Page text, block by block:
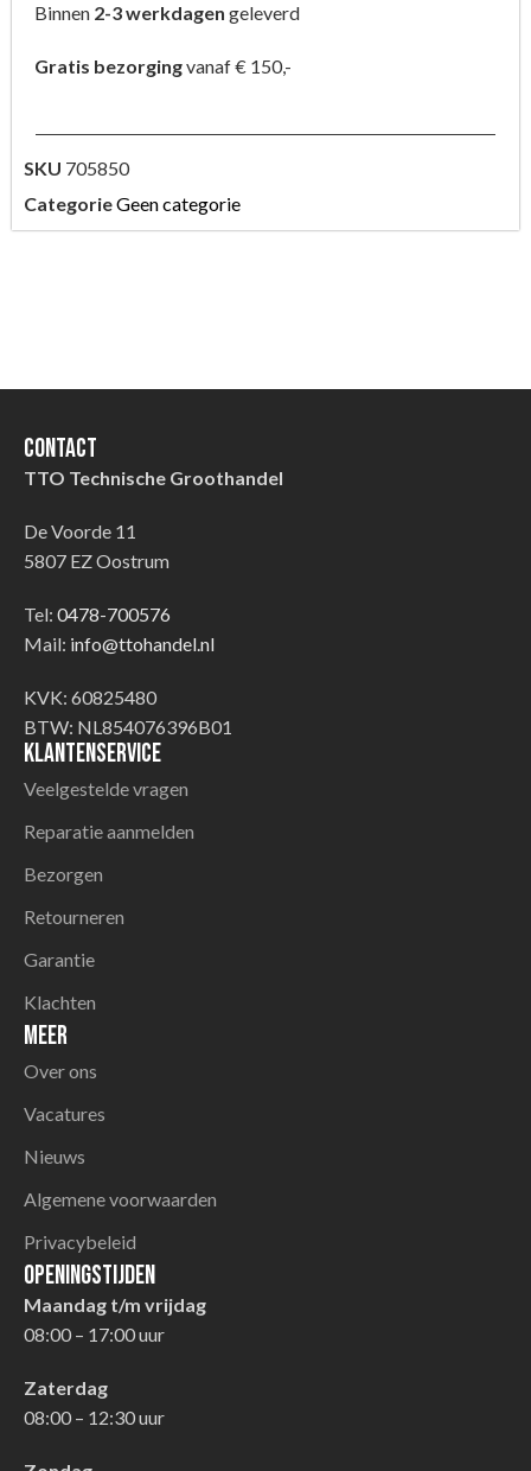
Binnen 2-3 werkdagen geleverd
Gratis bezorgingvanaf € 150,-
SKU 705850
CategorieGeen categorie
Contact
TTO Technische Groothandel
De Voorde 11
5807 EZ Oostrum
Tel: 0478-700576
Mail: info@ttohandel.nl
KVK: 60825480
BTW: NL854076396B01
Klantenservice
Veelgestelde vragen
Reparatie aanmelden
Bezorgen
Retourneren
Garantie
Klachten
Meer
Over ons
Vacatures
Nieuws
Algemene voorwaarden
Privacybeleid
Openingstijden
Maandag t/m vrijdag
08:00 – 17:00 uur
Zaterdag
08:00 – 12:30 uur